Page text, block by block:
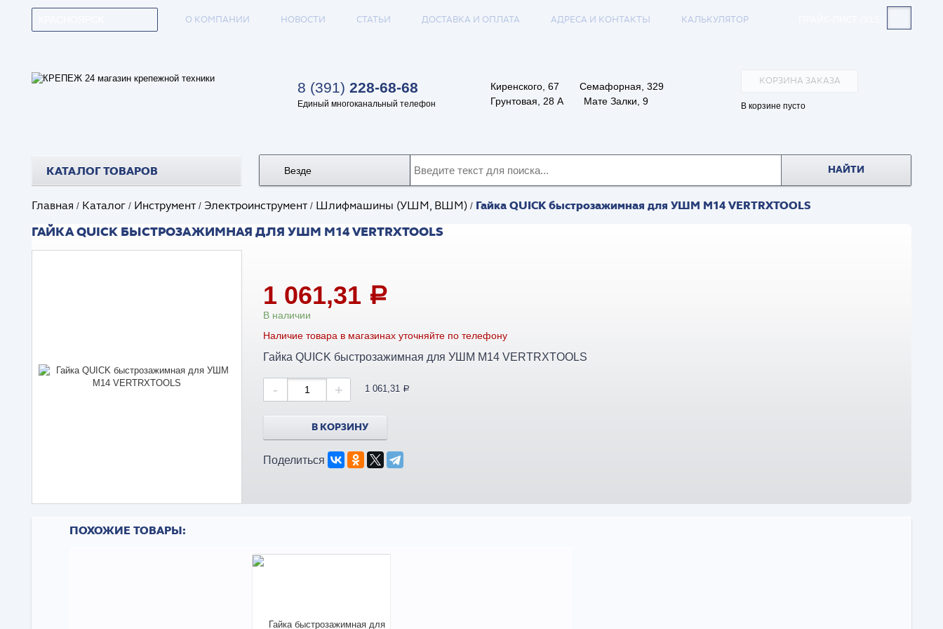
О КОМПАНИИ НОВОСТИ СТАТЬИ ДОСТАВКА И ОПЛАТА АДРЕСА И КОНТАКТЫ КАЛЬКУЛЯТОР
8 (391) 228-68-68
Единый многоканальный телефон
Киренского, 67
Семафорная, 329
Грунтовая, 28 А
Мате Залки, 9
КОРЗИНА ЗАКАЗА
В корзине пусто
КАТАЛОГ ТОВАРОВ Везде НАЙТИ
Главная / Каталог / Инструмент / Электроинструмент / Шлифмашины (УШМ, ВШМ) / Гайка QUICK быстрозажимная для УШМ М14 VERTRXTOOLS
ГАЙКА QUICK БЫСТРОЗАЖИМНАЯ ДЛЯ УШМ М14 VERTRXTOOLS
1 061,31 a
В наличии
Наличие товара в магазинах уточняйте по телефону
Гайка QUICK быстрозажимная для УШМ М14 VERTRXTOOLS
- + 1 061,31 a
В КОРЗИНУ
Поделиться
ПОХОЖИЕ ТОВАРЫ: